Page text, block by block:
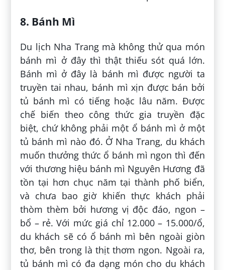
8. Bánh Mì
Du lịch Nha Trang mà không thử qua món
bánh mì ở đây thì thật thiếu sót quá lớn.
Bánh mì ở đây là bánh mì được người ta
truyền tai nhau, bánh mì xịn được bán bởi
tủ bánh mì có tiếng hoặc lâu năm. Được
chế biến theo công thức gia truyền đặc
biệt, chứ không phải một ổ bánh mì ở một
tủ bánh mì nào đó. Ở Nha Trang, du khách
muốn thưởng thức ổ bánh mì ngon thì đến
với thương hiệu bánh mì Nguyên Hương đã
tồn tại hơn chục năm tại thành phố biển,
và chưa bao giờ khiến thực khách phải
thòm thèm bởi hương vị độc đáo, ngon –
bổ – rẻ. Với mức giá chỉ 12.000 – 15.000/ổ,
du khách sẽ có ổ bánh mì bên ngoài giòn
thơ, bên trong là thịt thơm ngon. Ngoài ra,
tủ bánh mì có đa dạng món cho du khách